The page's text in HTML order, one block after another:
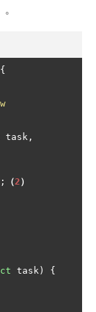
。
{
task ,
（2 ）
task )
{